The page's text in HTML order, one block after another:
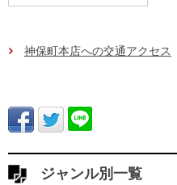
神保町本店への交通アクセス
ジャンル別一覧